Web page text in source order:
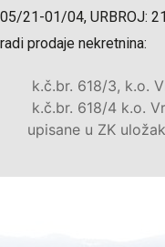
05/21-01/04, URBROJ:
radi prodaje nekretnina:
k.č.br. 618/3, k.o.
k.č.br. 618/4 k.o.
upisane u ZK